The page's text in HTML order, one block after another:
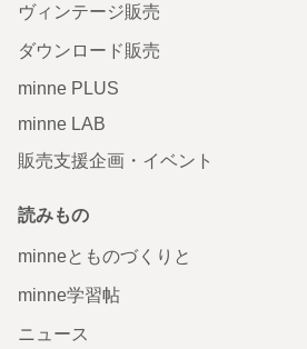
ヴィンテージ販売
ダウンロード販売
minne PLUS
minne LAB
販売支援企画・イベント
読みもの
minneとものづくりと
minne学習帖
ニュース